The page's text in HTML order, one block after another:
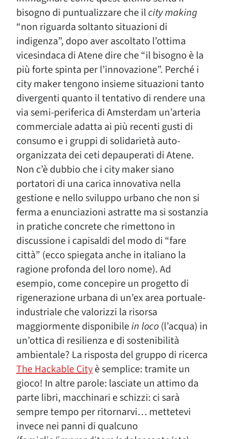
bisogno di puntualizzare che ilcity making
“non riguarda soltanto situazioni di
indigenza”, dopo aver ascoltato l’ottima
vicesindaca di Atene dire che “il bisogno è la
più forte spinta per l’innovazione”. Perché i
city maker tengono insieme situazioni tanto
divergenti quanto il tentativo di rendere una
via semi-periferica di Amsterdam un’arteria
commerciale adatta ai più recenti gusti di
consumo e i gruppi di solidarietà auto-
organizzata dei ceti depauperati di Atene.
Non c’è dubbio che i city maker siano
portatori di una carica innovativa nella
gestione e nello sviluppo urbano che non si
ferma a enunciazioni astratte ma si sostanzia
in pratiche concrete che rimettono in
discussione i capisaldi del modo di “fare
città” (ecco spiegata anche in italiano la
ragione profonda del loro nome). Ad
esempio, come concepire un progetto di
rigenerazione urbana di un’ex area portuale-
industriale che valorizzi la risorsa
maggiormente disponibilein loco(l’acqua) in
un’ottica di resilienza e di sostenibilità
ambientale? La risposta del gruppo di ricerca
The Hackable Cityè semplice: tramite un
gioco! In altre parole: lasciate un attimo da
parte libri, macchinari e schizzi: ci sarà
sempre tempo per ritornarvi… mettetevi
invece nei panni di qualcuno